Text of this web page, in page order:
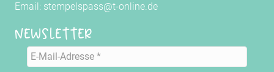
Email: stempelspass@t-online.de
Newsletter